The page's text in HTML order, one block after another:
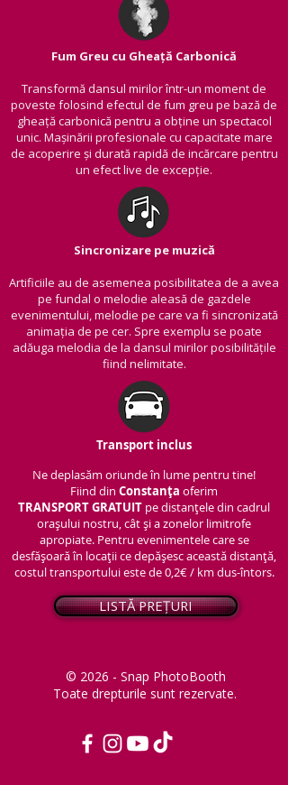
Fum Greu cu Gheață Carbonică
Transformă dansul mirilor într-un moment de
poveste folosind efectul de fum greu pe bază de
gheață carbonică pentru a obține un spectacol
unic. Mașinării profesionale cu capacitate mare
de acoperire și durată rapidă de incărcare pentru
un efect live de excepție.
Sincronizare pe muzică
Artificiile au de asemenea posibilitatea de a avea
pe fundal o melodie aleasă de gazdele
evenimentului, melodie pe care va fi sincronizată
animația de pe cer. Spre exemplu se poate
adăuga melodia de la dansul mirilor posibilitățile
fiind nelimitate.
Transport inclus
Ne deplasăm oriunde în lume pentru tine!
Fiind din Constanța oferim
TRANSPORTGRATUIT pe distanțele din cadrul
orașului nostru, cât și a zonelor limitrofe
apropiate. Pentru evenimentele care se
desfășoară în locații ce depășesc această distanță,
costul transportului este de 0,2€ / km dus-întors.
LISTĂ PREȚURI
Toate drepturile sunt rezervate.
© 2026 - Snap PhotoBooth